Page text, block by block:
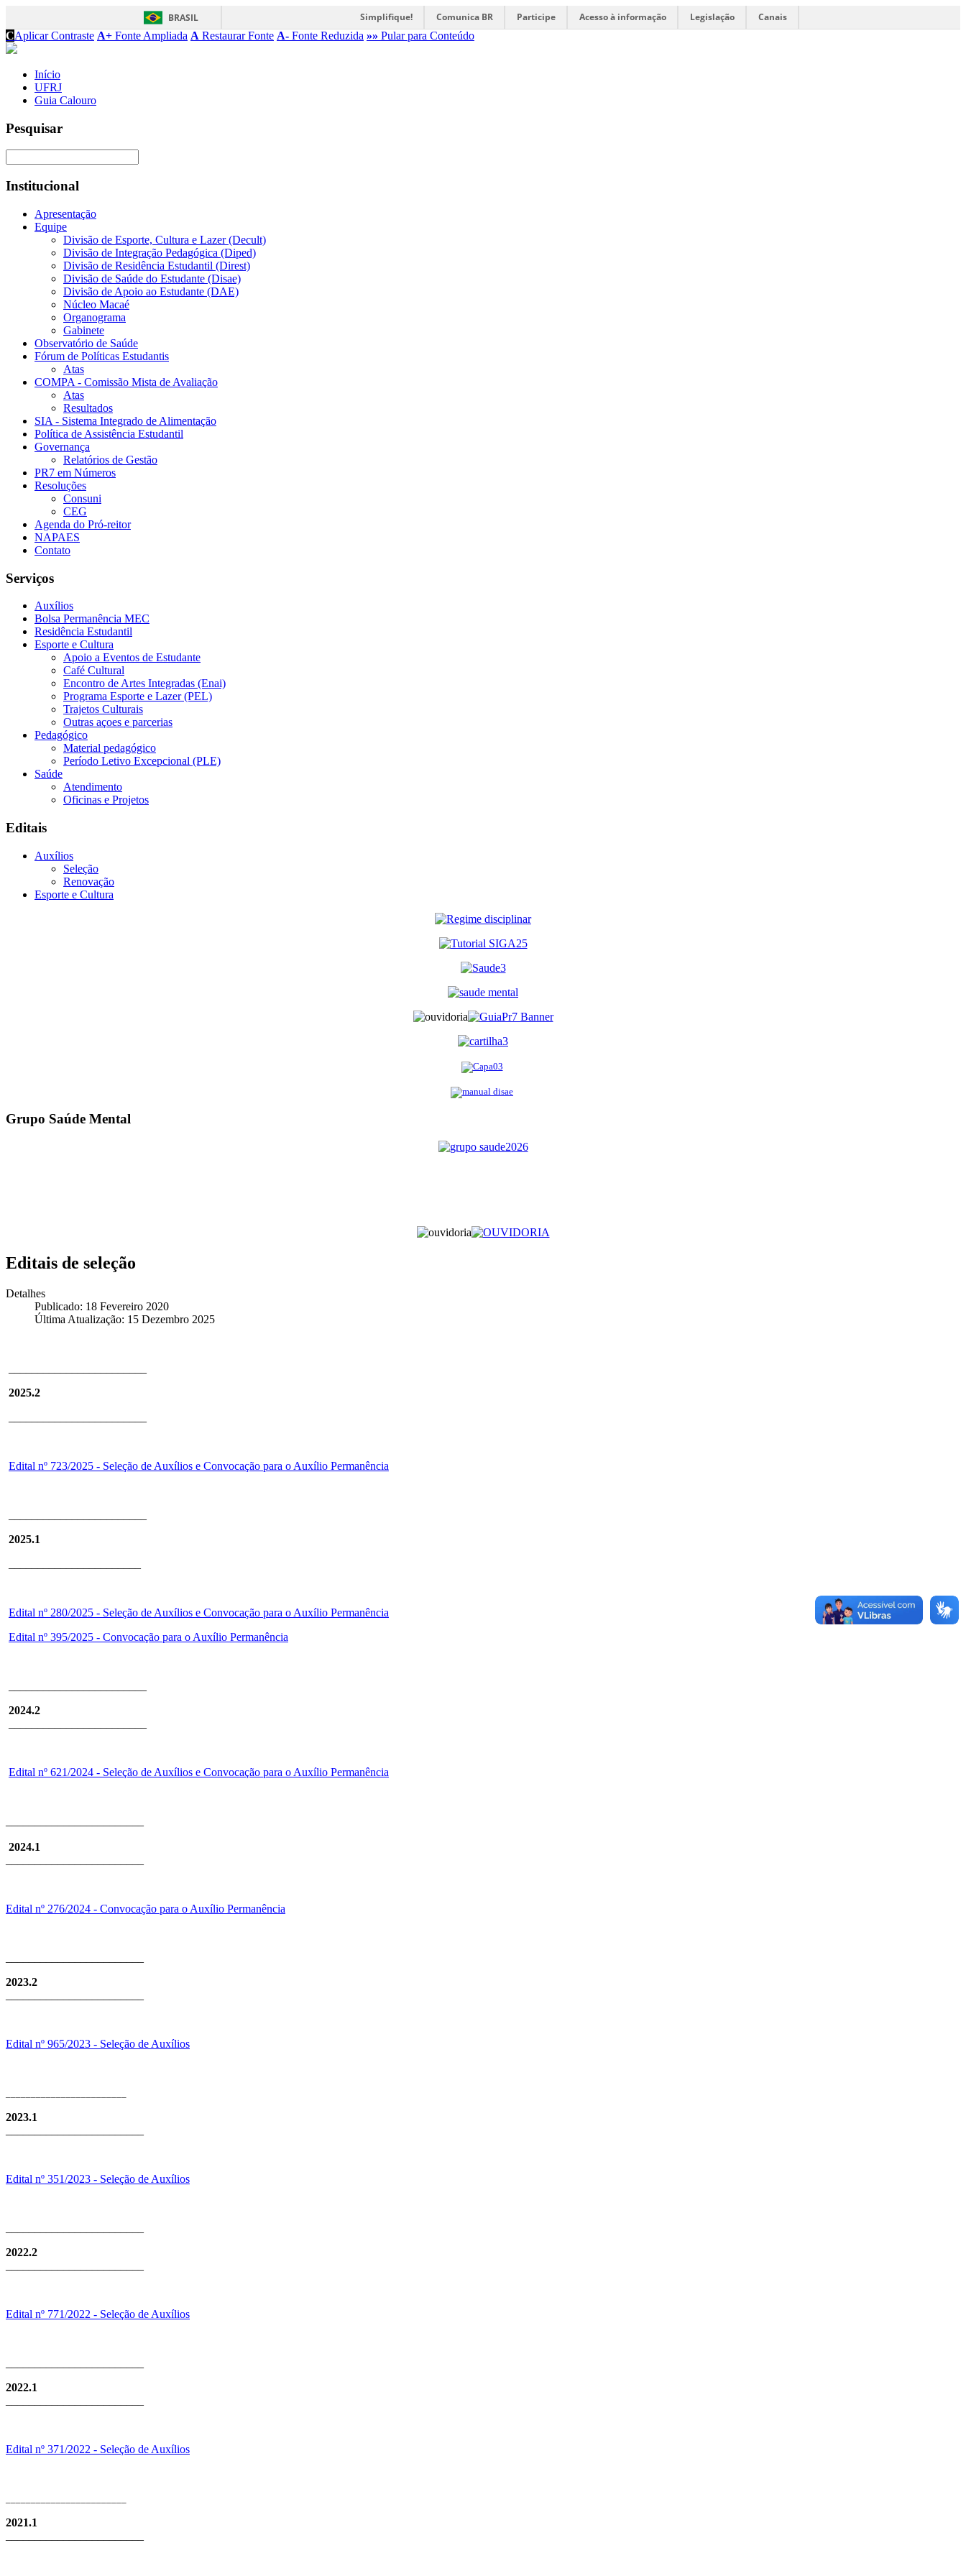
BRASIL Simplifique! Comunica BR Participe Acesso à informação Legislação
Canais
CAplicar Contraste A+ Fonte Ampliada A Restaurar Fonte A- Fonte Reduzida »» Pular para Conteúdo
Início
UFRJ
Guia Calouro
Pesquisar
Institucional
Apresentação
Equipe
Divisão de Esporte, Cultura e Lazer (Decult)
Divisão de Integração Pedagógica (Diped)
Divisão de Residência Estudantil (Direst)
Divisão de Saúde do Estudante (Disae)
Divisão de Apoio ao Estudante (DAE)
Núcleo Macaé
Organograma
Gabinete
Observatório de Saúde
Fórum de Políticas Estudantis
Atas
COMPA - Comissão Mista de Avaliação
Atas
Resultados
SIA - Sistema Integrado de Alimentação
Política de Assistência Estudantil
Governança
Relatórios de Gestão
PR7 em Números
Resoluções
Consuni
CEG
Agenda do Pró-reitor
NAPAES
Contato
Serviços
Auxílios
Bolsa Permanência MEC
Residência Estudantil
Esporte e Cultura
Apoio a Eventos de Estudante
Café Cultural
Encontro de Artes Integradas (Enai)
Programa Esporte e Lazer (PEL)
Trajetos Culturais
Outras açoes e parcerias
Pedagógico
Material pedagógico
Período Letivo Excepcional (PLE)
Saúde
Atendimento
Oficinas e Projetos
Editais
Auxílios
Seleção
Renovação
Esporte e Cultura
Grupo Saúde Mental
Editais de seleção
Detalhes
Publicado: 18 Fevereiro 2020
Última Atualização: 15 Dezembro 2025
2025.2
Edital nº 723/2025 - Seleção de Auxílios e Convocação para o Auxílio Permanência
2025.1
Edital nº 280/2025 - Seleção de Auxílios e Convocação para o Auxílio Permanência
Edital nº 395/2025 - Convocação para o Auxílio Permanência
2024.2
Edital nº 621/2024 - Seleção de Auxílios e Convocação para o Auxílio Permanência
2024.1
Edital nº 276/2024 - Convocação para o Auxílio Permanência
2023.2
Edital nº 965/2023 - Seleção de Auxílios
2023.1
Edital nº 351/2023 - Seleção de Auxílios
2022.2
Edital nº 771/2022 - Seleção de Auxílios
2022.1
Edital nº 371/2022 - Seleção de Auxílios
2021.1